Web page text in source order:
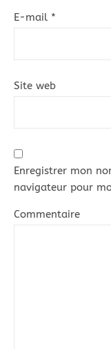
E-mail *
Site web
Enregistrer mon
navigateur pour
Commentaire